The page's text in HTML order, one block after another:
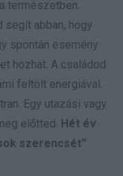
természetben.
abban, hogy
spontán esemény
hozhat. A családod
feltölt energiával.
Egy utazási vagy
előtted. Hét év
szerencsét”